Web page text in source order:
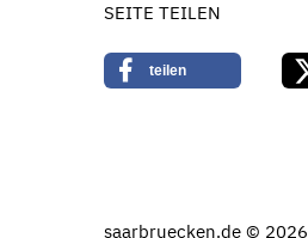
SEITE TEILEN
teilen
saarbruecken.de © 2026